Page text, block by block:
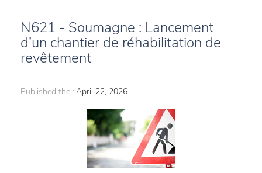
N621 - Soumagne : Lancement
d’un chantier de réhabilitation de
revêtement
Published the : April 22, 2026